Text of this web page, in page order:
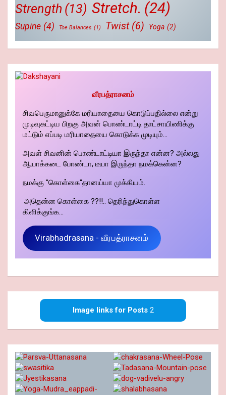
Strength (13) Stretch. (24)
Supine (4) Toe Balances (1) Twist (6) Yoga (2)
வீரபத்ராசனம்
சிவபெருமானுக்கே மரியாதையை கொடுப்பதில்லை என்று
முடிவுகட்டிய பிறகு அவன் பொண்டாட்டி தாட்சாயிணிக்கு
மட்டும் எப்படி மரியாதையை கொடுக்க முடியும்...
அவள் சிவனின் பொண்டாட்டியா இருந்தா என்ன? அல்லது
ஆயாக்கடை போண்டா, டீயா இருந்தா நமக்கென்ன?
நமக்கு "கொள்கை"தானய்யா முக்கியம்.
அதென்ன கொள்கை ??!!.. தெரிந்துகொள்ள
கிளிக்குங்க...
Virabhadrasana - வீரபத்ராசனம்
Image links for Posts2